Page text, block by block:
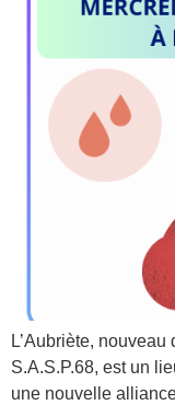
L’Aubriète,
S.A.S.P.68, est un
une nouvelle